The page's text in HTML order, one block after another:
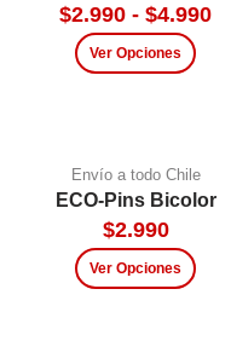
$2.990 - $4.990
Ver Opciones
Envío a todo Chile
ECO-Pins Bicolor
$2.990
Ver Opciones